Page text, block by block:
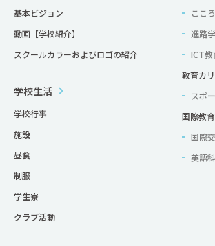
基本ビジョン
動画【学校紹介】
スクールカラーおよびロゴの紹介
ここ
進路
ICT教
教育カ
スポ
国際教育
国際
英語
学校生活
学校行事
施設
昼食
制服
学生寮
クラブ活動